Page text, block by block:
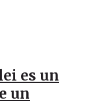
es un
un